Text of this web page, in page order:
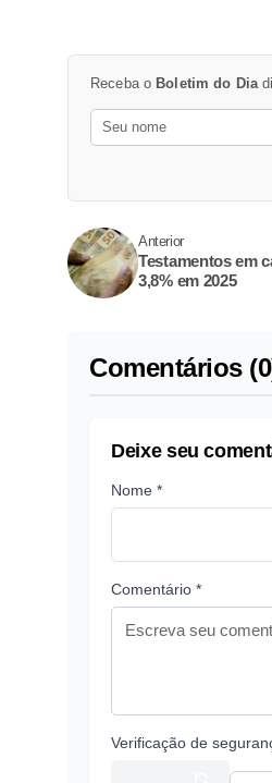
Receba o Boletim do Dia
Anterior
Testamentos em
3,8% em 2025
Comentários
Deixe seu
Nome *
Comentário *
Verificação de